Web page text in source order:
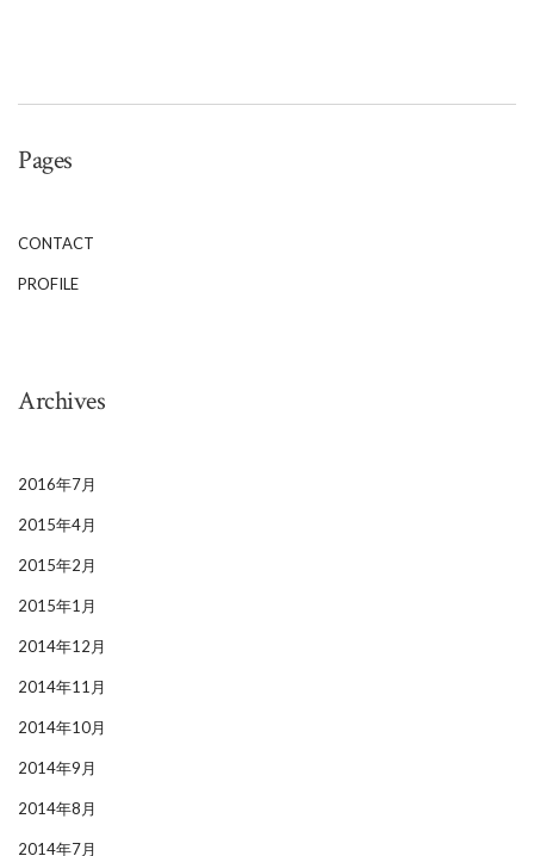
Pages
CONTACT
PROFILE
Archives
2016年7月
2015年4月
2015年2月
2015年1月
2014年12月
2014年11月
2014年10月
2014年9月
2014年8月
2014年7月